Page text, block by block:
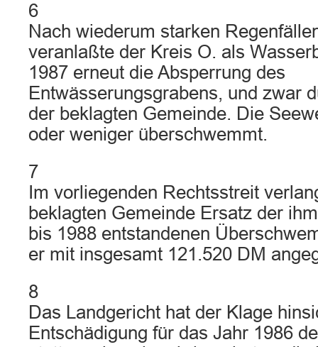
6
Nach wiederum starken
veranlaßte der Kreis O. als
1987 erneut die Absperrung des
Entwässerungsgrabens, und zwar
der beklagten Gemeinde. Die
oder weniger überschwemmt.
7
Im vorliegenden Rechtsstreit
beklagten Gemeinde Ersatz der
bis 1988 entstandenen
er mit insgesamt 121.520 DM
8
Das Landgericht hat der Klage
Entschädigung für das Jahr 1986